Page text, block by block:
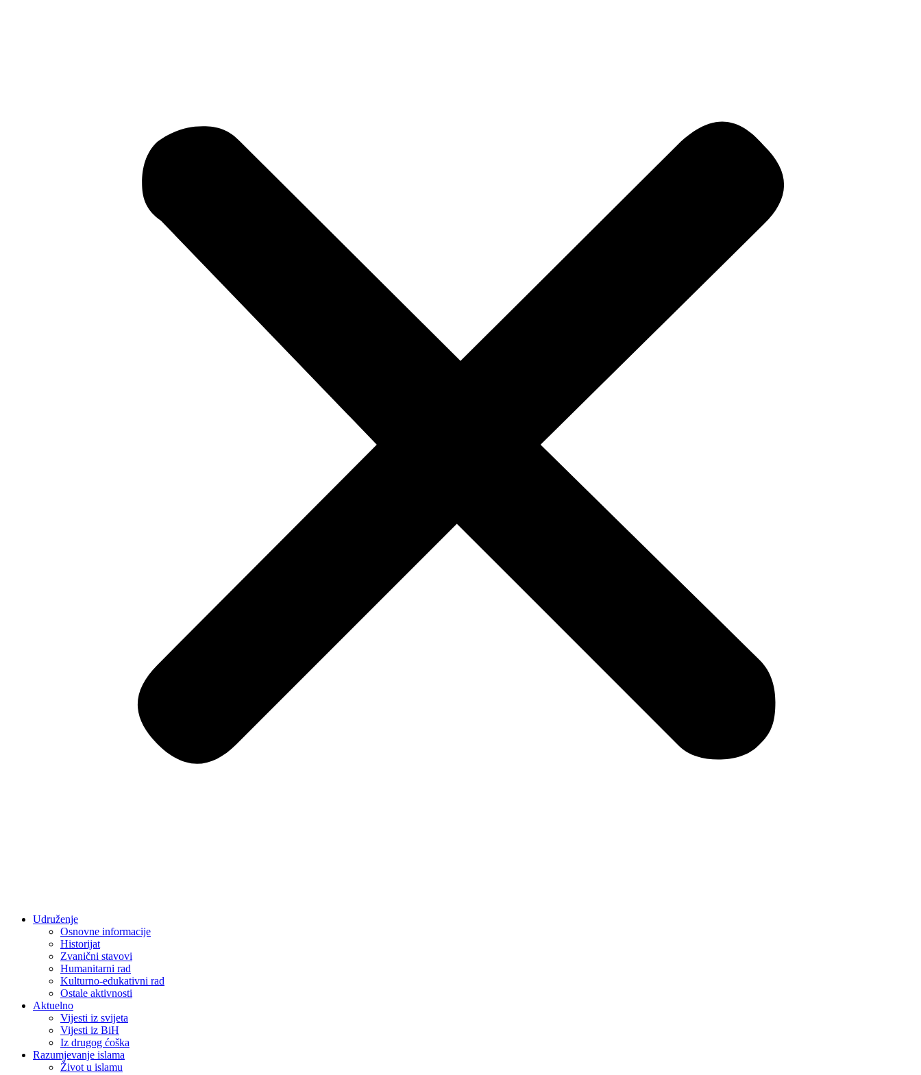
Udruženje
Osnovne informacije
Historijat
Zvanični stavovi
Humanitarni rad
Kulturno-edukativni rad
Ostale aktivnosti
Aktuelno
Vijesti iz svijeta
Vijesti iz BiH
Iz drugog ćoška
Razumjevanje islama
Život u islamu